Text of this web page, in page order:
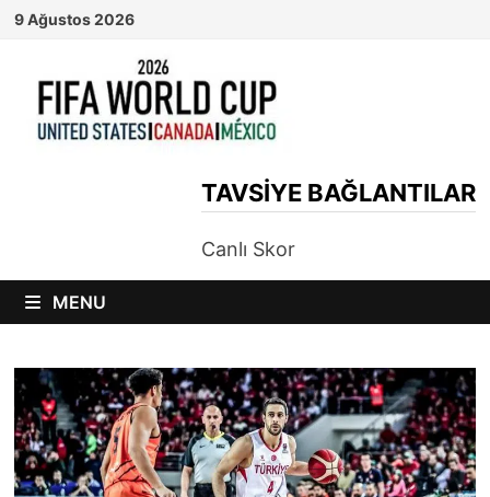
Skip
9 Ağustos 2026
TAVSIYE BAĞLANTILAR
Canlı Skor
MENU